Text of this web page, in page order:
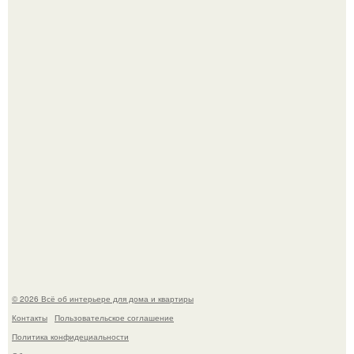
© 2026 Всё об интерьере для дома и квартиры
Контакты
Пользовательское соглашение
Политика конфидециальности